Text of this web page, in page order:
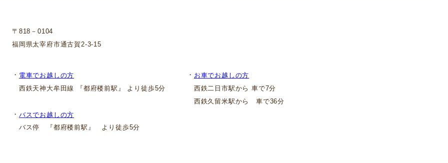
〒818－0104
福岡県太宰府市通古賀2-3-15
・ 電車でお越しの方
西鉄天神大牟田線 『都府楼前駅』 より徒歩5分
・ お車でお越しの方
西鉄二日市駅から 車で7分
西鉄久留米駅から 車で36分
・ バスでお越しの方
バス停 『都府楼前駅』 より徒歩5分